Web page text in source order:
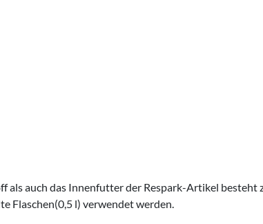
auch das Innenfutter der Respark-Artikel besteht
Flaschen(0,5 l) verwendet werden.